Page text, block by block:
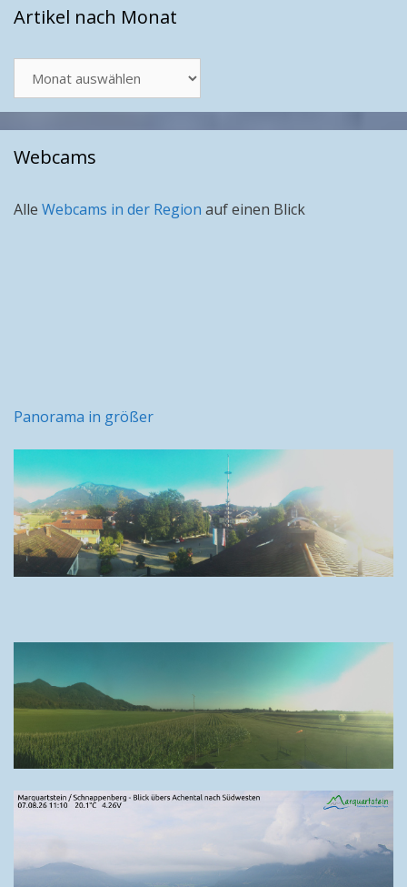
Artikel nach Monat
nach
Monat
Webcams
Alle Webcams in der Region auf einen Blick
Panorama in größer